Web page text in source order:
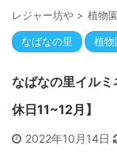
レジャー坊や > 植物園
なばなの里 植物
なばなの里イル
休日11~12月】
2022年10月14日